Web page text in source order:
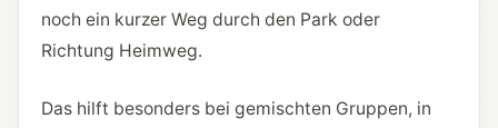
noch ein kurzer Weg durch den Park oder
Richtung Heimweg.
Das hilft besonders bei gemischten Gruppen, in